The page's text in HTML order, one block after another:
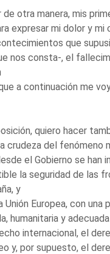
otra manera, mis
expresar mi dolor y mi
que
nos consta-, el
a continuación me
quiero hacer
crudeza del fenómeno
el Gobierno se han
la seguridad de las
y
Unión Europea, con una
humanitaria y
internacional, el
y, por supuesto, el